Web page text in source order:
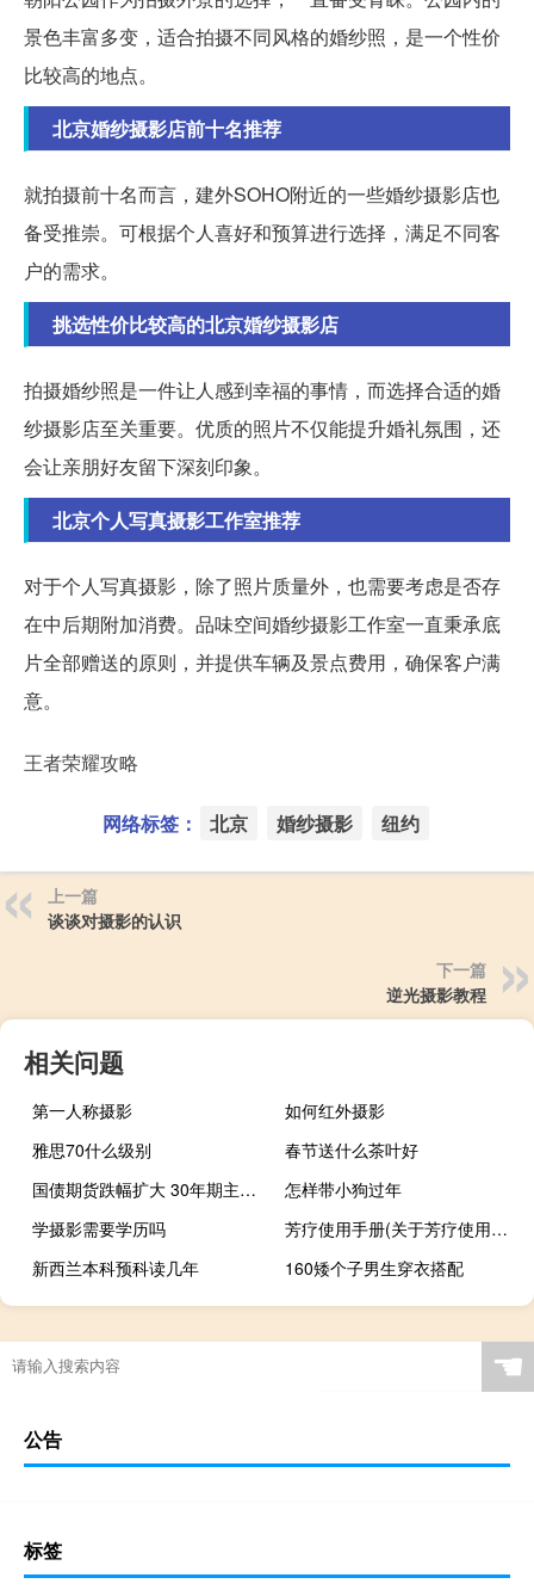
景色丰富多变，适合拍摄不同风格的婚纱照，是一个性价
比较高的地点。
北京婚纱摄影店前十名推荐
就拍摄前十名而言，建外SOHO附近的一些婚纱摄影店也
备受推崇。可根据个人喜好和预算进行选择，满足不同客
户的需求。
挑选性价比较高的北京婚纱摄影店
拍摄婚纱照是一件让人感到幸福的事情，而选择合适的婚
纱摄影店至关重要。优质的照片不仅能提升婚礼氛围，还
会让亲朋好友留下深刻印象。
北京个人写真摄影工作室推荐
对于个人写真摄影，除了照片质量外，也需要考虑是否存
在中后期附加消费。品味空间婚纱摄影工作室一直秉承底
片全部赠送的原则，并提供车辆及景点费用，确保客户满
意。
王者荣耀攻略
网络标签： 北京 婚纱摄影 纽约
上一篇
谈谈对摄影的认识
下一篇
逆光摄影教程
相关问题
第一人称摄影
如何红外摄影
雅思70什么级别
春节送什么茶叶好
国债期货跌幅扩大 30年期主力合约跌0.80%
怎样带小狗过年
学摄影需要学历吗
芳疗使用手册(关于芳疗使用手册简述)
新西兰本科预科读几年
160矮个子男生穿衣搭配
☚
公告
标签